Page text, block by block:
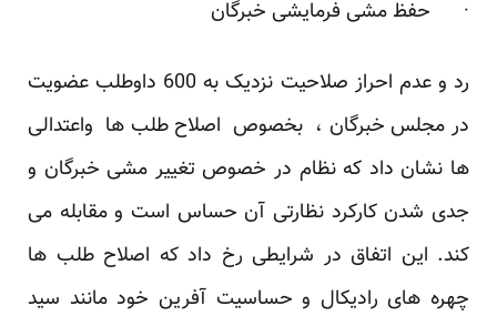
· حفظ مشی فرمایشی خبرگان
رد و عدم احراز صلاحیت نزدیک به 600 داوطلب عضویت
در مجلس خبرگان ، بخصوص اصلاح طلب ها واعتدالی
ها نشان داد که نظام در خصوص تغییر مشی خبرگان و
جدی شدن کارکرد نظارتی آن حساس است و مقابله می
کند. این اتفاق در شرایطی رخ داد که اصلاح طلب ها
چهره های رادیکال و حساسیت آفرین خود مانند سید